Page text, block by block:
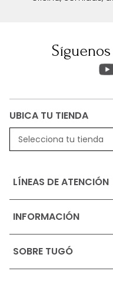
UBICA TU TIENDA
Selecciona tu tienda
LÍNEAS DE ATENCIÓN
INFORMACIÓN
Ofertas vigentes
Términos,
SOBRE TUGÓ